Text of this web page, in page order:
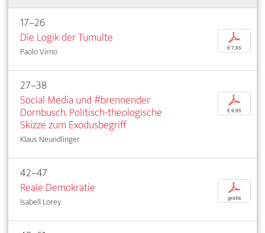
17–26
Die Logik der Tumulte
Paolo Virno
p
€ 7,95
27–38
Social Media und #brennender
Dornbusch. Politisch-theologische
Skizze zum Exodusbegriff
Klaus Neundlinger
p
€ 9,95
42–47
Reale Demokratie
Isabell Lorey
p
gratis